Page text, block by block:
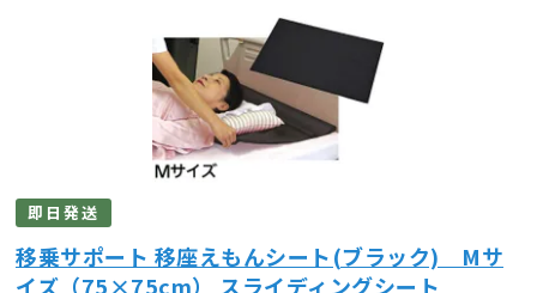
即日発送
移乗サポート 移座えもんシート(ブラック) Mサ
イズ（75×75cm） スライディングシート